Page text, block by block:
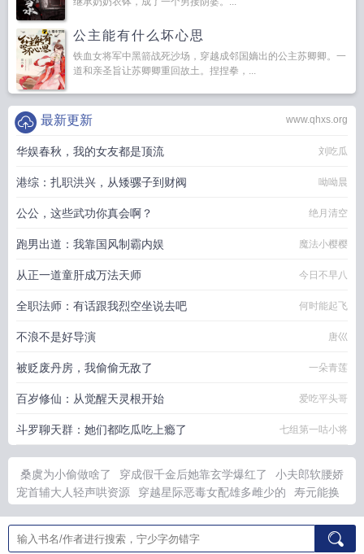
公主能有什么坏心思
铁血女将军中黑箭战死沙场，穿越成邻国嫡出的公主苏卿卿。一
道和亲圣旨让苏卿卿重回故土。捏捏拳，...
www.qhxs.org
最新更新
华娱春秋，我的女友都是顶流 刘吃瓜
港综：扎职洪兴，从矮骡子到财阀 呦呦晨
公公，这些武功你真会啊？ 绝月清空
跑男出道：我靠国风制霸内娱 魔法小樱樱
从正一道童肝成万法天师 今日不早八
全职法师：有话跟我烈空坐说去吧 何时能起飞
不浪不是好导演 唐巛
被贬废丹房，我偷偷无敌了 一朵青莲
百岁修仙：从觉醒天灵根开始 爱吃平头哥
斗罗聊天群：她们都吃瓜吃上瘾了 七组第一咕小将
桑虞为小偷做啥了 穿成假千金后她靠玄学爆红了
小夫郎软腰娇
宠首辅大人轻声哄资源
穿越星际恶毒女配雄多雌少的
寿元能换
她亲手签下离婚协议书
都市之最强狂兵完整免费
小夫郎的首辅
闻香下马
清家荡产买下虫族战神 寿元能换宝无限寿元的叫啥名